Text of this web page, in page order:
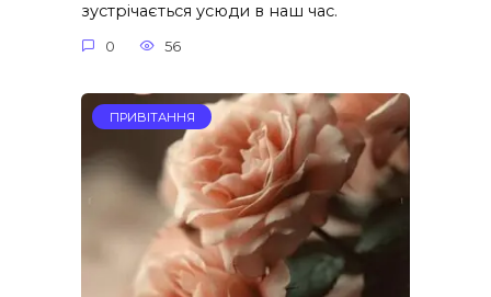
зустрічається усюди в наш час.
0 56
ПРИВІТАННЯ